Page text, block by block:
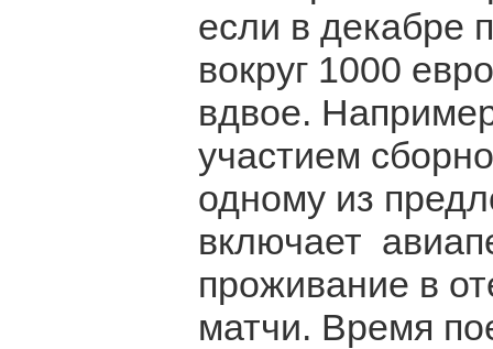
если в декабре
вокруг 1000
вдвое.
участием
одному из
включает
проживание в
матчи. Время